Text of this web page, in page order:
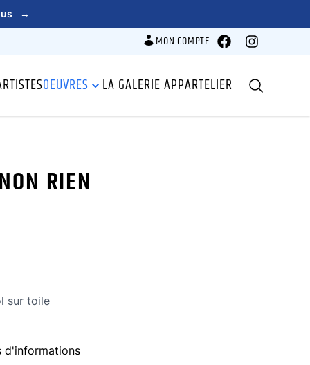
→
MON COMPTE FacebookInstagram
OEUVRES LA GALERIE APPARTELIER Recherche
RIEN
sur toile
d'informations